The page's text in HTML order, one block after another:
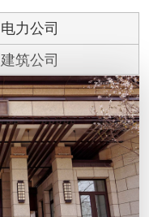
电力公司
建筑公司